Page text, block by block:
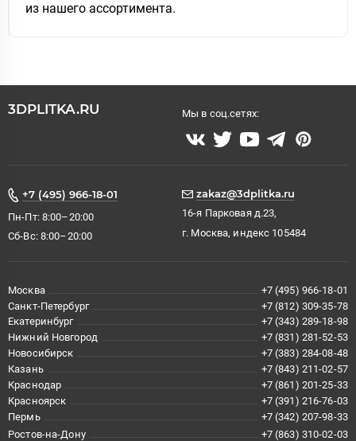
из нашего ассортимента.
3DPLITKA.RU Мы в соц.сетях:
+7 (495) 966-18-01
Пн-Пт: 8:00–20:00
Сб-Вс: 8:00–20:00
zakaz@3dplitka.ru
16-я Парковая д.23,
г. Москва, индекс 105484
Москва
+7 (495) 966-18-01
Санкт-Петербург
+7 (812) 309-35-78
Екатеринбург
+7 (343) 289-18-98
Нижний Новгород
+7 (831) 281-52-53
Новосибирск
+7 (383) 284-08-48
Казань
+7 (843) 211-02-57
Краснодар
+7 (861) 201-25-33
Красноярск
+7 (391) 216-76-03
Пермь
+7 (342) 207-98-33
Ростов-на-Дону
+7 (863) 310-02-03